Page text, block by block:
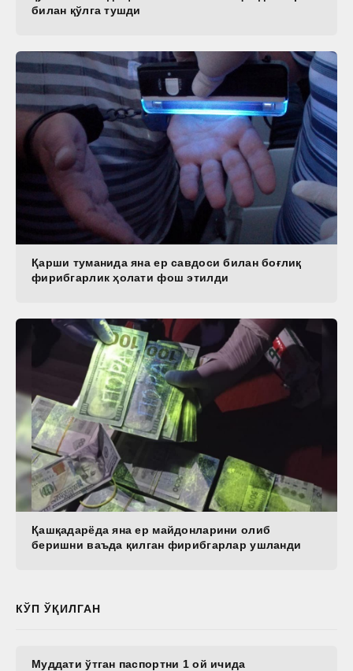
билан қўлга тушди
Қарши туманида яна ер савдоси билан боғлиқ
фирибгарлик ҳолати фош этилди
Қашқадарёда яна ер майдонларини олиб
беришни ваъда қилган фирибгарлар ушланди
КЎП ЎҚИЛГАН
Муддати ўтган паспортни 1 ой ичида